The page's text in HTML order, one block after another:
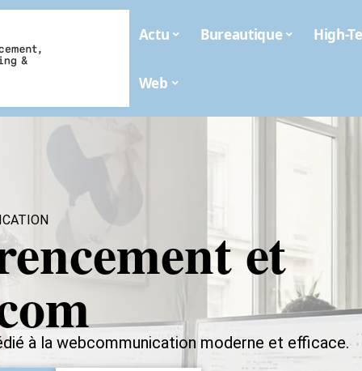
Actu Bureautique High-
Web
et
à la webcommunication moderne et efficace.